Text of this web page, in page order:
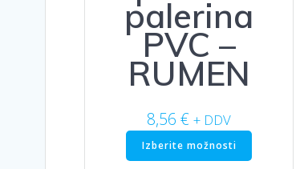
palerina
PVC –
RUMEN
8,56 € + DDV
Izberite možnosti
Ta
izdelek